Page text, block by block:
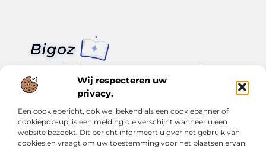
Wij respecteren uw
privacy.
Een cookiebericht, ook wel bekend als een cookiebanner of
cookiepop-up, is een melding die verschijnt wanneer u een
website bezoekt. Dit bericht informeert u over het gebruik van
cookies en vraagt om uw toestemming voor het plaatsen ervan.
Van klein nieuws tot grote trends – alles op Bigoz.nl.
Lees inspirerende blogs en artikelen over het dagelijks leven,
actualiteit en meer.
Bericht categorie